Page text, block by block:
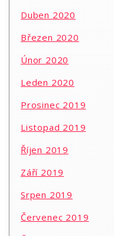
Duben 2020
Březen 2020
Únor 2020
Leden 2020
Prosinec 2019
Listopad 2019
Říjen 2019
Září 2019
Srpen 2019
Červenec 2019